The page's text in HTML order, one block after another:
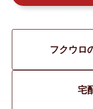
フクウロ
宅